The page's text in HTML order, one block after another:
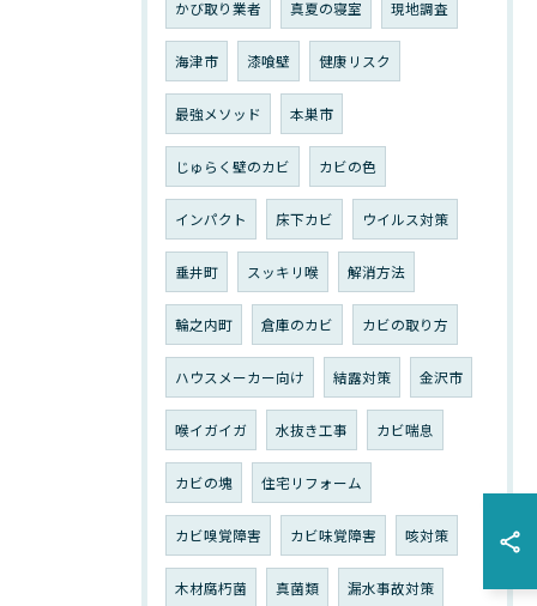
かび取り業者 真夏の寝室 現地調査
海津市 漆喰壁 健康リスク
最強メソッド 本巣市
じゅらく壁のカビ カビの色
インパクト 床下カビ ウイルス対策
垂井町 スッキリ喉 解消方法
輪之内町 倉庫のカビ カビの取り方
ハウスメーカー向け 結露対策 金沢市
喉イガイガ 水抜き工事 カビ喘息
カビの塊 住宅リフォーム
カビ嗅覚障害 カビ味覚障害 咳対策
木材腐朽菌 真菌類 漏水事故対策